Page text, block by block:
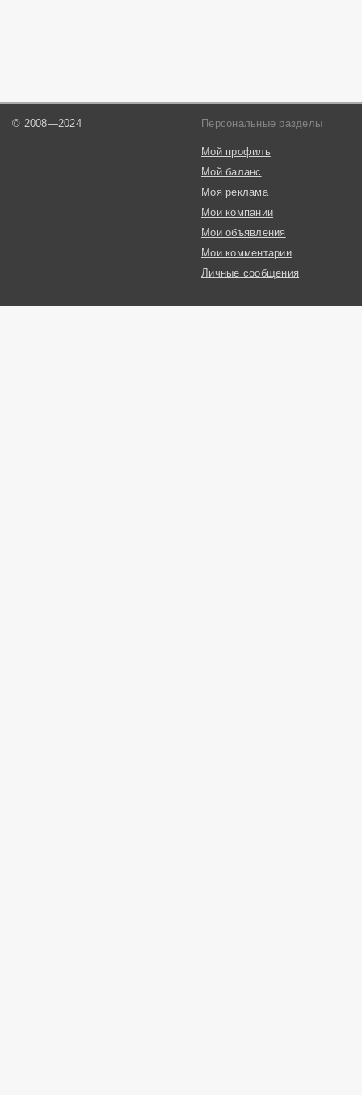
© 2008—2024 Персональные разделы
Мой профиль
Мой баланс
Моя реклама
Мои компании
Мои объявления
Мои комментарии
Личные сообщения